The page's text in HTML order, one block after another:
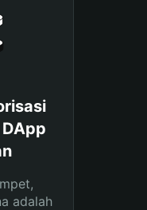
adalah